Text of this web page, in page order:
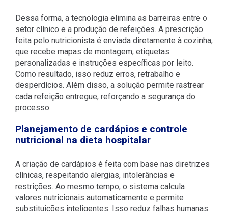
Dessa forma, a tecnologia elimina as barreiras entre o
setor clínico e a produção de refeições. A prescrição
feita pelo nutricionista é enviada diretamente à cozinha,
que recebe mapas de montagem, etiquetas
personalizadas e instruções específicas por leito.
Como resultado, isso reduz erros, retrabalho e
desperdícios. Além disso, a solução permite rastrear
cada refeição entregue, reforçando a segurança do
processo.
Planejamento de cardápios e controle
nutricional na dieta hospitalar
A criação de cardápios é feita com base nas diretrizes
clínicas, respeitando alergias, intolerâncias e
restrições. Ao mesmo tempo, o sistema calcula
valores nutricionais automaticamente e permite
substituições inteligentes. Isso reduz falhas humanas